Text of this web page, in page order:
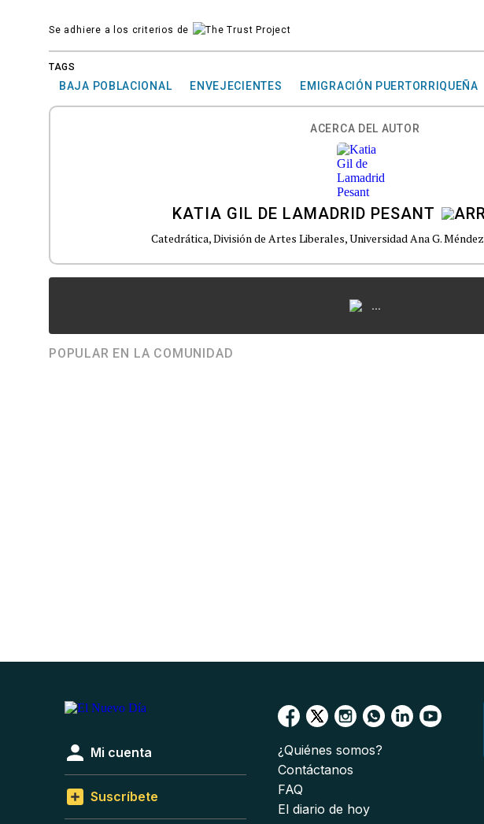
Se adhiere a los criterios de
TAGS
BAJA POBLACIONAL ENVEJECIENTES EMIGRACIÓN PUERTORRIQUEÑA
ACERCA DEL AUTOR
KATIA GIL DE LAMADRID PESANT
Catedrática, División de Artes Liberales, Universidad Ana G.
...
POPULAR EN LA COMUNIDAD
Mi cuenta
Suscríbete
¿Quiénes somos?
Contáctanos
FAQ
El diario de hoy